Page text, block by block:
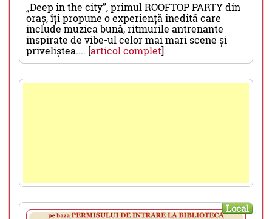
„Deep in the city”, primul ROOFTOP PARTY din
oraș, îți propune o experiență inedită care
include muzica bună, ritmurile antrenante
inspirate de vibe-ul celor mai mari scene și
priveliștea.... [articol complet]
Local